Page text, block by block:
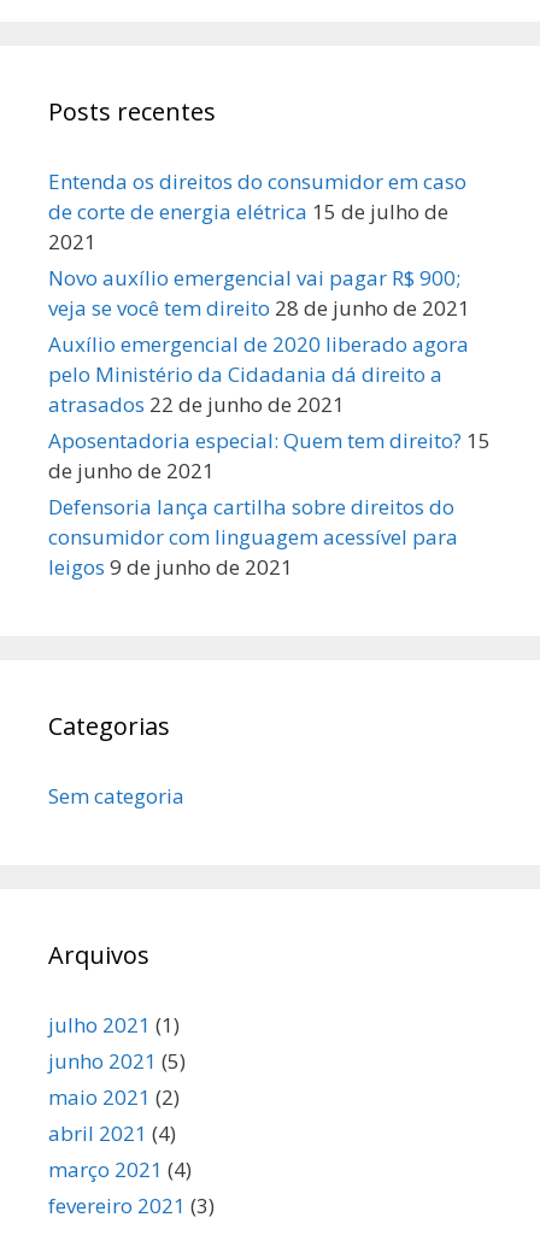
Posts recentes
Entenda os direitos do consumidor em caso
de corte de energia elétrica 15 de julho de
2021
Novo auxílio emergencial vai pagar R$ 900;
veja se você tem direito 28 de junho de 2021
Auxílio emergencial de 2020 liberado agora
pelo Ministério da Cidadania dá direito a
atrasados 22 de junho de 2021
Aposentadoria especial: Quem tem direito? 15
de junho de 2021
Defensoria lança cartilha sobre direitos do
consumidor com linguagem acessível para
leigos 9 de junho de 2021
Categorias
Sem categoria
Arquivos
julho 2021 (1)
junho 2021 (5)
maio 2021 (2)
abril 2021 (4)
março 2021 (4)
fevereiro 2021 (3)